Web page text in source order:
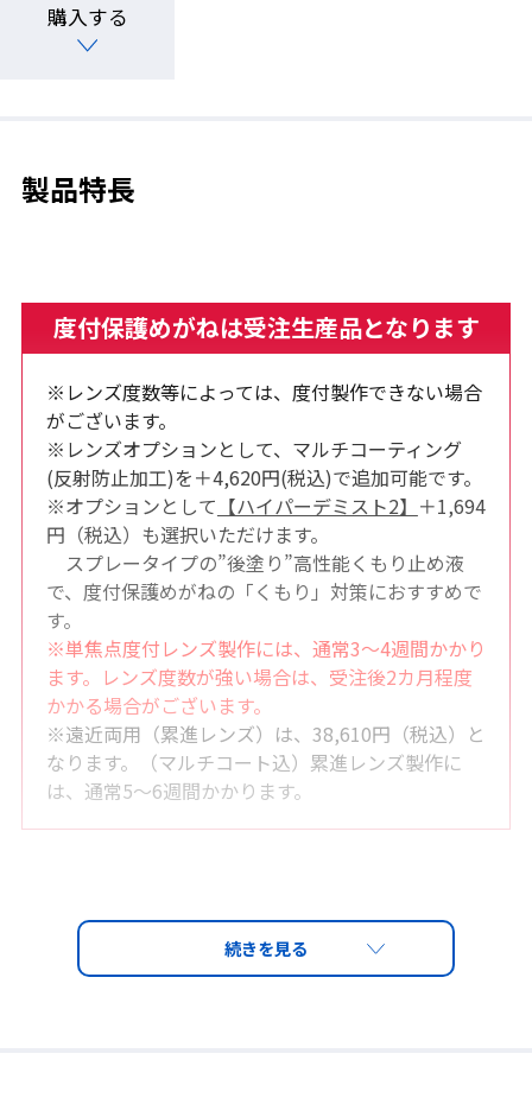
購入する
製品特長
度付保護めがねは受注生産品となります
※レンズ度数等によっては、度付製作できない場合
がございます。
※レンズオプションとして、マルチコーティング
(反射防止加工)を＋4,620円(税込)で追加可能です。
※オプションとして 【ハイパーデミスト2】 ＋1,694
円（税込）も選択いただけます。
スプレータイプの”後塗り”高性能くもり止め液
で、度付保護めがねの「くもり」対策におすすめで
す。
※単焦点度付レンズ製作には、通常3～4週間かかり
ます。レンズ度数が強い場合は、受注後2カ月程度
かかる場合がございます。
※遠近両用（累進レンズ）は、38,610円（税込）と
なります。（マルチコート込）累進レンズ製作に
は、通常5～6週間かかります。
度付保護保護めがねについて